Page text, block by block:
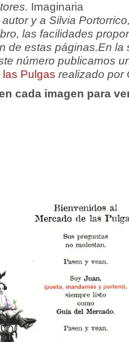
Imaginaria
y a Silvia
las facilidades
de estas páginas.En la
número publicamos
Pulgas realizado por
cada imagen para